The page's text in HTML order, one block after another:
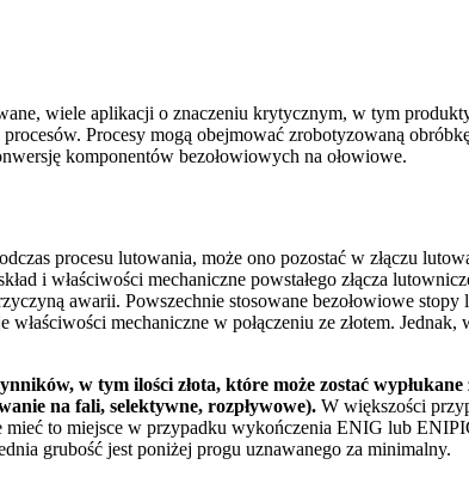
wiele aplikacji o znaczeniu krytycznym, w tym
Procesy mogą obejmować zrobotyzowaną
komponentów bezołowiowych na ołowiowe.
procesu lutowania, może ono pozostać w złączu
i właściwości mechaniczne powstałego złącza
awarii. Powszechnie stosowane bezołowiowe
mechaniczne w połączeniu ze złotem.
w tym ilości złota, które może zostać
na fali, selektywne, rozpływowe). W większości
to miejsce w przypadku wykończenia ENIG lub
grubość jest poniżej progu uznawanego za minimalny.